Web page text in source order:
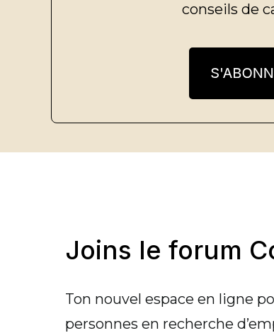
conseils de
Joins le forum
Ton nouvel espace en ligne
personnes en recherche